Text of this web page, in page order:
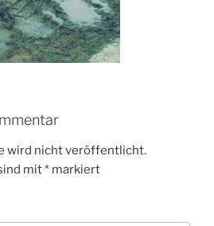
wird nicht veröffentlicht.
mit* markiert